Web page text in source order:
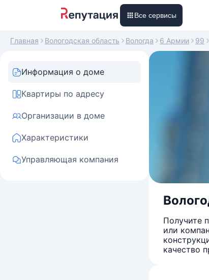
Все сервисы
Главная Вологодская область Вологда 6 Армии 99
Информация о доме
Квартиры по адресу
Организации в доме
Характеристики
Управляющая компания
Получите
или
качество